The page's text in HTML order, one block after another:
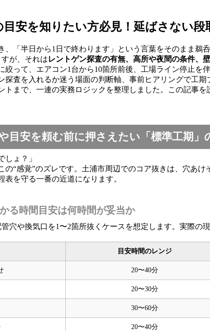
安を知りたい方必見！延ばさない
、「半日から1日で終わります」という言葉をそのまま
が、それはレントゲン探査の有無、高所や夜間の条件、
絞って、エアコン1台から10箇所前後、工場ライン停止を
探査を入れるか迷う場面の判断軸、事前ヒアリングで工
トまで、一連の実務ロジックを整理しました。この記事
目安を頼む前に押さえたい「標準工期」
しょ？」
の“感覚”のズレです。土浦市周辺でのコア抜きは、穴あ
を守る一番の近道になります。
る時間目安は何時間が妥当か
穴や換気口を1〜2箇所抜くケースを想定します。実際の
目安時間のレンジ
20〜40分
20〜30分
30〜60分
20〜40分